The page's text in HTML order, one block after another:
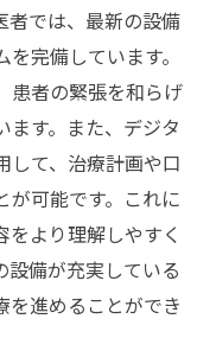
者では、最新の設備
完備しています。
患者の緊張を和らげ
ます。また、デジタ
して、治療計画や口
が可能です。これに
をより理解しやすく
設備が充実している
を進めることができ